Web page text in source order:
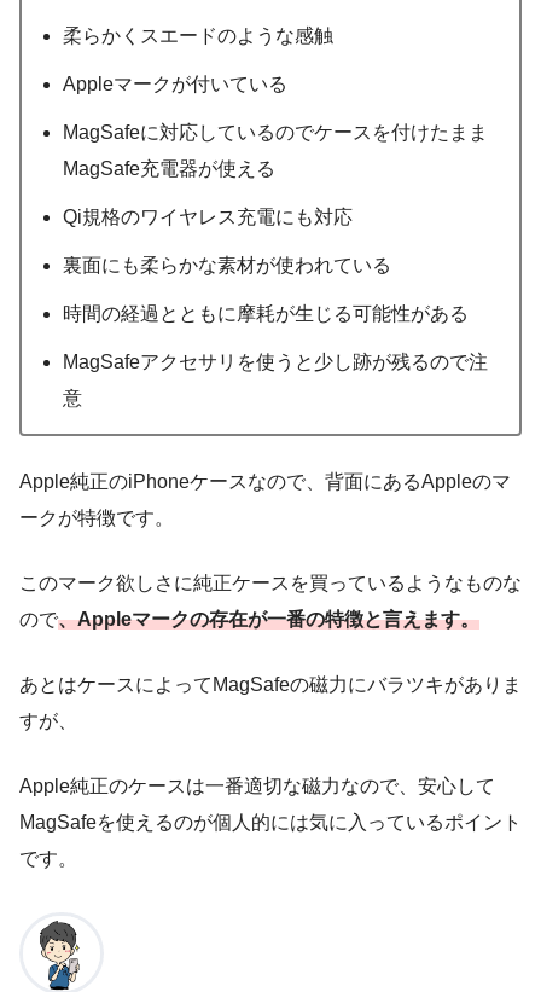
柔らかくスエードのような感触
Appleマークが付いている
MagSafeに対応しているのでケースを付けたまま
MagSafe充電器が使える
Qi規格のワイヤレス充電にも対応
裏面にも柔らかな素材が使われている
時間の経過とともに摩耗が生じる可能性がある
MagSafeアクセサリを使うと少し跡が残るので注
意
Apple純正のiPhoneケースなので、背面にあるAppleのマ
ークが特徴です。
このマーク欲しさに純正ケースを買っているようなものな
ので、Appleマークの存在が一番の特徴と言えます。
あとはケースによってMagSafeの磁力にバラツキがありま
すが、
Apple純正のケースは一番適切な磁力なので、安心して
MagSafeを使えるのが個人的には気に入っているポイント
です。